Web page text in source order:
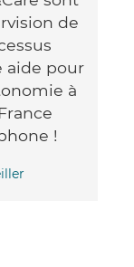
de
aide pour
à
!